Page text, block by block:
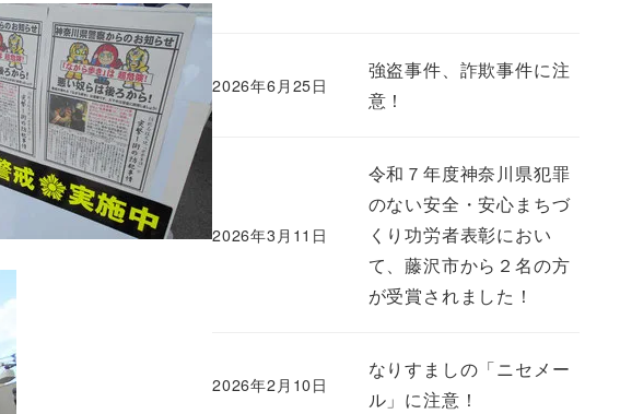
強盗事件、詐欺事件に注
意！
2026年6月25日
令和７年度神奈川県犯罪
のない安全・安心まちづ
くり功労者表彰におい
て、藤沢市から２名の方
が受賞されました！
2026年3月11日
なりすましの「ニセメー
ル」に注意！
2026年2月10日